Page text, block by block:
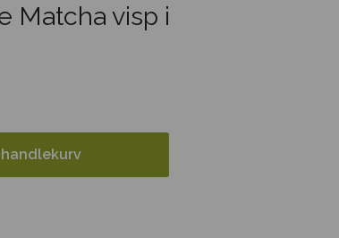
Matcha visp i